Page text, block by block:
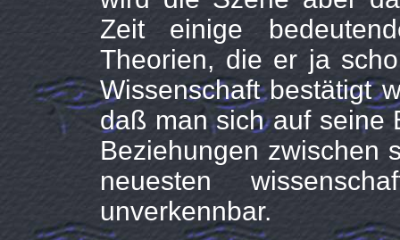
Zeit einige
Theorien, die er ja
Wissenschaft bestätigt
daß man sich auf seine
Beziehungen zwischen
neuesten
unverkennbar.